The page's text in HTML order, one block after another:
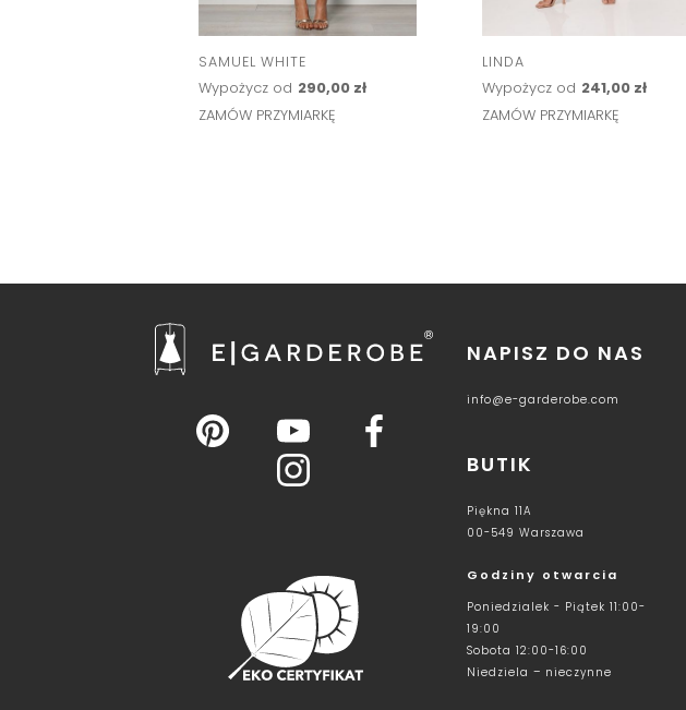
SAMUEL WHITE
Wypożycz od 290,00 zł
ZAMÓW PRZYMIARKĘ
LINDA
Wypożycz od 241,00 zł
ZAMÓW PRZYMIARKĘ
NAPISZ DO NAS
info@e-garderobe.com
BUTIK
Piękna 11A
00-549 Warszawa
Godziny otwarcia
Poniedzialek - Piątek 11:00-
19:00
Sobota 12:00-16:00
Niedziela – nieczynne